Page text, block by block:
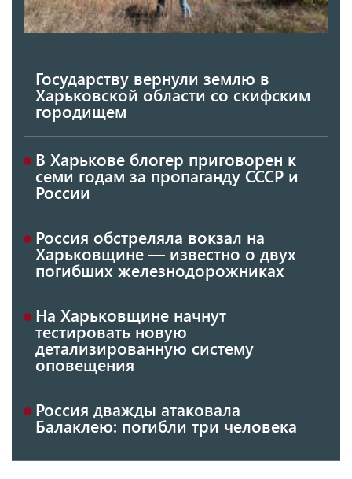
Государству вернули землю в
Харьковской области со скифским
городищем
В Харькове блогер приговорен к
семи годам за пропаганду СССР и
России
Россия обстреляла вокзал на
Харьковщине — известно о двух
погибших железнодорожниках
На Харьковщине начнут
тестировать новую
детализированную систему
оповещения
Россия дважды атаковала
Балаклею: погибли три человека